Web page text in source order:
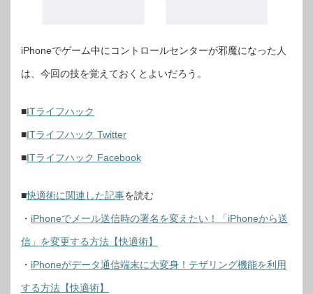
iPhoneでゲーム中にコントロールセンターが邪魔になった人
は、今回の技を覚えておくとよいだろう。
■ITライフハック
■ITライフハック Twitter
■ITライフハック Facebook
■快適術に関連した記事を読む
・ iPhoneでメール送信時の署名を変えたい！「iPhoneから送
信」を変更する方法【快適術】
・ iPhoneがデータ通信端末に大変身！テザリング機能を利用
する方法【快適術】